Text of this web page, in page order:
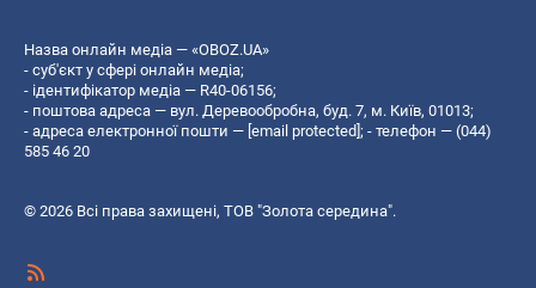
Назва онлайн медіа — «OBOZ.UA»
- суб'єкт у сфері онлайн медіа;
- ідентифікатор медіа — R40-06156;
- поштова адреса — вул. Деревообробна, буд. 7, м. Київ, 01013;
- адреса електронної пошти — [email protected]; - телефон — (044)
585 46 20
© 2026 Всі права захищені, ТОВ "Золота середина".